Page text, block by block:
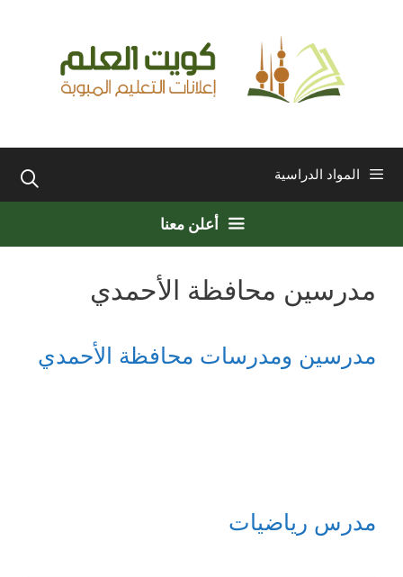
المواد الدراسية
أعلن معنا
مدرسين محافظة الأحمدي
مدرسين ومدرسات محافظة الأحمدي
مدرس رياضيات